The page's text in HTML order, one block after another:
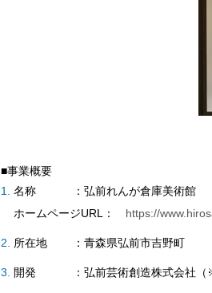
■事業概要
名称 ：弘前れんが倉庫美術館
ホームページURL： https://
所在地 ：青森県弘前市吉野町
開発 ：弘前芸術創造株式会社（※